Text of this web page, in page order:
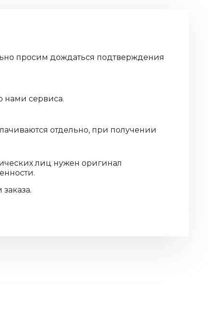
просим дождаться подтверждения
нами сервиса.
отдельно, при получении
лиц нужен оригинал